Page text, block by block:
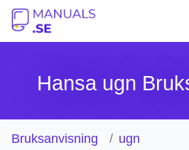
Hansa ugn
Bruksanvisning ugn